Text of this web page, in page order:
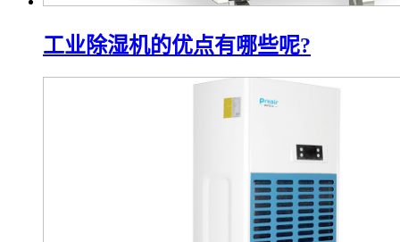
工业除湿机的优点有哪些呢?